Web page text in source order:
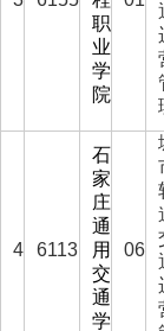
职
业
学
院
4 6113
石
家
庄
通
用
交
通
学
06